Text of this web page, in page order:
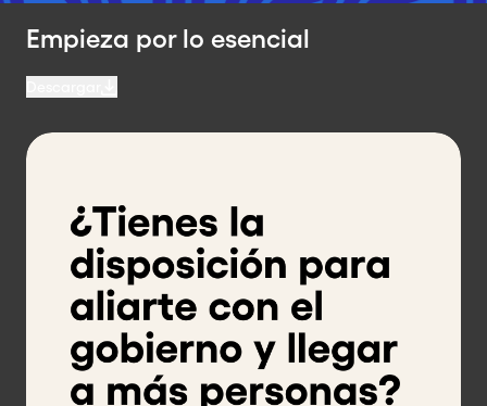
Empieza por lo esencial